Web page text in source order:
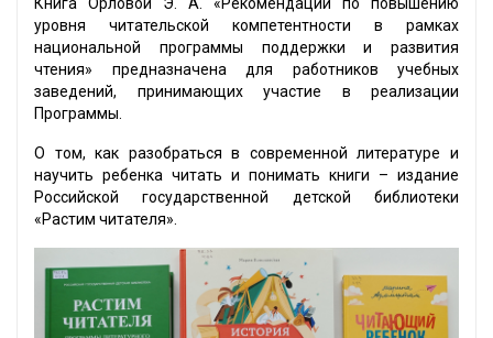
Книга Орловой Э. А. «Рекомендации по повышению
уровня читательской компетентности в рамках
национальной программы поддержки и развития
чтения» предназначена для работников учебных
заведений, принимающих участие в реализации
Программы.
О том, как разобраться в современной литературе и
научить ребенка читать и понимать книги – издание
Российской государственной детской библиотеки
«Растим читателя».